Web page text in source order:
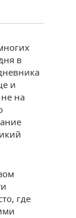
в
и
на
где